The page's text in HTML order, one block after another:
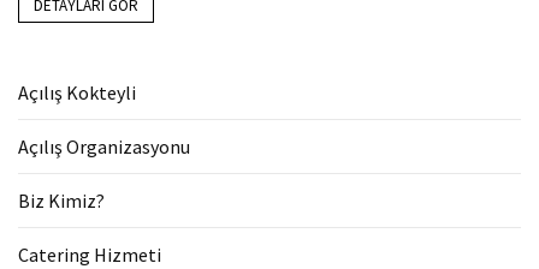
DETAYLARI GÖR
Açılış Kokteyli
Açılış Organizasyonu
Biz Kimiz?
Catering Hizmeti